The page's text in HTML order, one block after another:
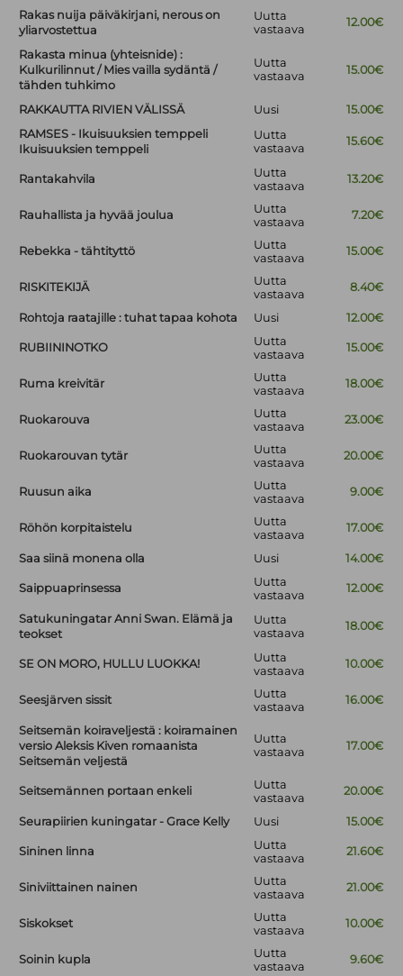
Rakas nuija päiväkirjani, nerous on
yliarvostettua
Uutta
vastaava
12.00€
Rakasta minua (yhteisnide) :
Kulkurilinnut / Mies vailla sydäntä /
tähden tuhkimo
Uutta
vastaava
15.00€
RAKKAUTTA RIVIEN VÄLISSÄ Uusi
15.00€
RAMSES - Ikuisuuksien temppeli
Ikuisuuksien temppeli
Uutta
vastaava
15.60€
Rantakahvila
Uutta
vastaava
13.20€
Rauhallista ja hyvää joulua
Uutta
vastaava
7.20€
Rebekka - tähtityttö
Uutta
vastaava
15.00€
RISKITEKIJÄ
Uutta
vastaava
8.40€
Rohtoja raatajille : tuhat tapaa kohota Uusi 12.00€
RUBIININOTKO
Uutta
vastaava
15.00€
Ruma kreivitär
Uutta
vastaava
18.00€
Ruokarouva
Uutta
vastaava
23.00€
Ruokarouvan tytär
Uutta
vastaava
20.00€
Ruusun aika
Uutta
vastaava
9.00€
Röhön korpitaistelu
Uutta
vastaava
17.00€
Saa siinä monena olla Uusi 14.00€
Saippuaprinsessa
Uutta
vastaava
12.00€
Satukuningatar Anni Swan. Elämä ja
teokset
Uutta
vastaava
18.00€
SE ON MORO, HULLU LUOKKA!
Uutta
vastaava
10.00€
Seesjärven sissit
Uutta
vastaava
16.00€
Seitsemän koiraveljestä : koiramainen
versio Aleksis Kiven romaanista
Seitsemän veljestä
Uutta
vastaava
17.00€
Seitsemännen portaan enkeli
Uutta
vastaava
20.00€
Seurapiirien kuningatar - Grace Kelly Uusi 15.00€
Sininen linna
Uutta
vastaava
21.60€
Siniviittainen nainen
Uutta
vastaava
21.00€
Siskokset
Uutta
vastaava
10.00€
Soinin kupla
Uutta
vastaava
9.60€